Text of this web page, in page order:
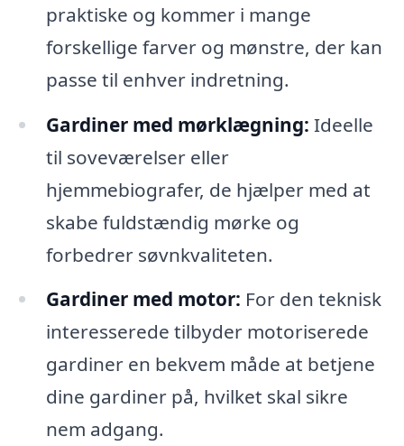
praktiske og kommer i mange
forskellige farver og mønstre, der kan
passe til enhver indretning.
Gardiner med mørklægning: Ideelle
til soveværelser eller
hjemmebiografer, de hjælper med at
skabe fuldstændig mørke og
forbedrer søvnkvaliteten.
Gardiner med motor: For den teknisk
interesserede tilbyder motoriserede
gardiner en bekvem måde at betjene
dine gardiner på, hvilket skal sikre
nem adgang.